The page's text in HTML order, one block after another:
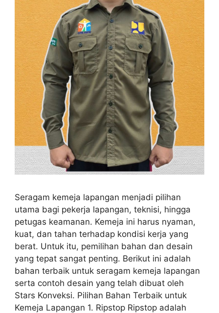
Seragam kemeja lapangan menjadi pilihan
utama bagi pekerja lapangan, teknisi, hingga
petugas keamanan. Kemeja ini harus nyaman,
kuat, dan tahan terhadap kondisi kerja yang
berat. Untuk itu, pemilihan bahan dan desain
yang tepat sangat penting. Berikut ini adalah
bahan terbaik untuk seragam kemeja lapangan
serta contoh desain yang telah dibuat oleh
Stars Konveksi. Pilihan Bahan Terbaik untuk
Kemeja Lapangan 1. Ripstop Ripstop adalah